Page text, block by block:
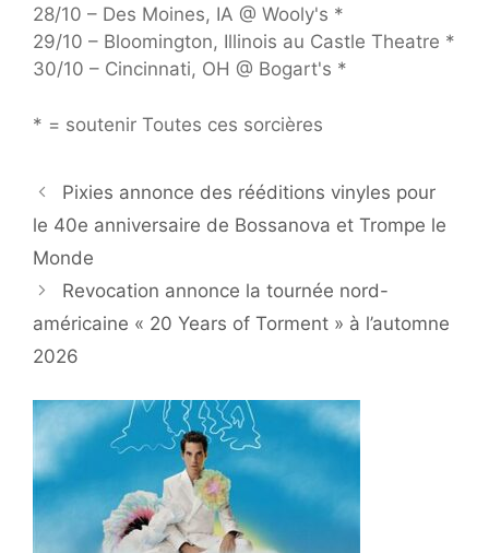
28/10 – Des Moines, IA @ Wooly's *
29/10 – Bloomington, Illinois au Castle Theatre *
30/10 – Cincinnati, OH @ Bogart's *
* = soutenir Toutes ces sorcières
Pixies annonce des rééditions vinyles pour
le 40e anniversaire de Bossanova et Trompe le
Monde
Revocation annonce la tournée nord-
américaine « 20 Years of Torment » à l’automne
2026